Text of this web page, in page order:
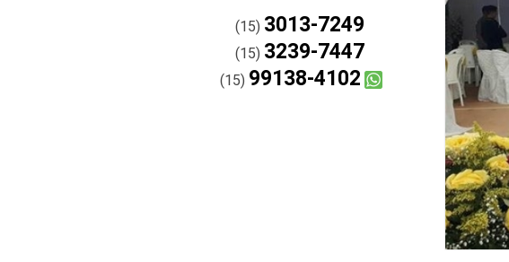
(15) 3013-7249
(15) 3239-7447
(15) 99138-4102